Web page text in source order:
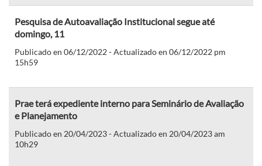
Pesquisa de Autoavaliação Institucional segue até
domingo, 11
Publicado en 06/12/2022 - Actualizado en 06/12/2022 pm
15h59
Prae terá expediente interno para Seminário de Avaliação
e Planejamento
Publicado en 20/04/2023 - Actualizado en 20/04/2023 am
10h29